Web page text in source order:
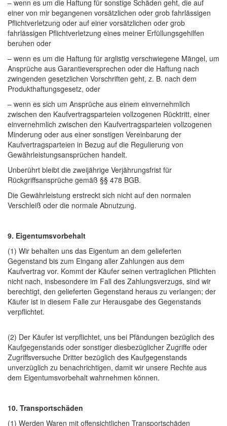
– wenn es um die Haftung für sonstige Schäden geht, die auf
einer von mir begangenen vorsätzlichen oder grob fahrlässigen
Pflichtverletzung oder auf einer vorsätzlichen oder grob
fahrlässigen Pflichtverletzung eines meiner Erfüllungsgehilfen
beruhen oder
– wenn es um die Haftung für arglistig verschwiegene Mängel, um
Ansprüche aus Garantieversprechen oder die Haftung nach
zwingenden gesetzlichen Vorschriften geht, z. B. nach dem
Produkthaftungsgesetz, oder
– wenn es sich um Ansprüche aus einem einvernehmlich
zwischen den Kaufvertragsparteien vollzogenen Rücktritt, einer
einvernehmlich zwischen den Kaufvertragsparteien vollzogenen
Minderung oder aus einer sonstigen Vereinbarung der
Kaufvertragsparteien in Bezug auf die Regulierung von
Gewährleistungsansprüchen handelt.
Unberührt bleibt die zweijährige Verjährungsfrist für
Rückgriffsansprüche gemäß §§ 478 BGB.
Die Gewährleistung erstreckt sich nicht auf den normalen
Verschleiß oder die normale Abnutzung.
9. Eigentumsvorbehalt
(1) Wir behalten uns das Eigentum an dem gelieferten
Gegenstand bis zum Eingang aller Zahlungen aus dem
Kaufvertrag vor. Kommt der Käufer seinen vertraglichen Pflichten
nicht nach, insbesondere im Fall des Zahlungsverzugs, sind wir
berechtigt, den gelieferten Gegenstand heraus zu verlangen; der
Käufer ist in diesem Falle zur Herausgabe des Gegenstands
verpflichtet.
(2) Der Käufer ist verpflichtet, uns bei Pfändungen bezüglich des
Kaufgegenstands oder sonstiger diesbezüglicher Zugriffe oder
Zugriffsversuche Dritter bezüglich des Kaufgegenstands
unverzüglich zu benachrichtigen, damit wir unsere Rechte aus
dem Eigentumsvorbehalt wahrnehmen können.
10. Transportschäden
(1) Werden Waren mit offensichtlichen Transportschäden